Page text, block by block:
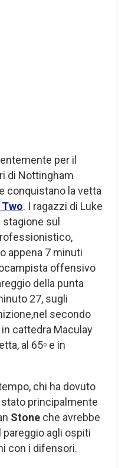
per il
di Nottingham
e conquistano la vetta
. I ragazzi di Luke
sul
appena 7 minuti
offensivo
della punta
27, sugli
secondo
cattedra Maculay
al 65o e in
chi ha dovuto
principalmente
Stone che avrebbe
agli ospiti
con i difensori.